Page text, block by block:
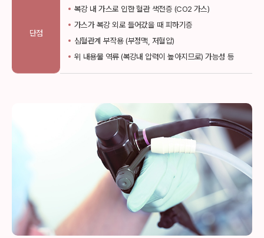
단점
복강 내 가스로 인한 혈관 색전증 (CO2 가스)
가스가 복강 외로 들어갔을 때 피하기증
심혈관계 부작용 (부정맥, 저혈압)
위 내용물 역류 (복강내 압력이 높아지므로) 가능성 등